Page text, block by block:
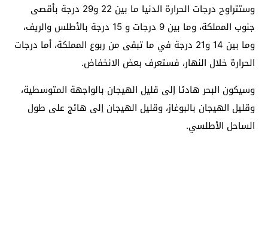
وستتراوح درجات الحرارة الدنيا ما بين 22 و29 درجة بأقصى
جنوب المملكة، وما بين 9 درجات و 15 درجة بالأطلس والريف،
وما بين 14 و21 درجة في ما تبقى من ربوع المملكة، أما درجات
الحرارة خلال النهار، فستعرف بعض الانخفاض.
وسيكون البحر هادئا إلى قليل الهيجان بالواجهة المتوسطية،
وقليل الهيجان بالبوغاز، وقليل الهيجان إلى هائج على طول
الساحل الأطلسي.